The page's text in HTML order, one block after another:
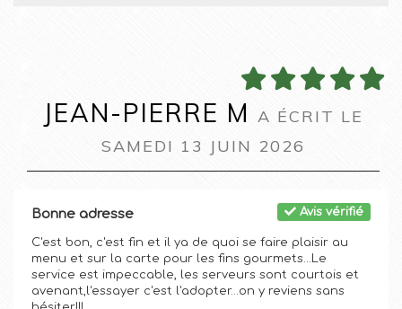
JEAN-PIERRE M A ÉCRIT LE
SAMEDI 13 JUIN 2026
Avis vérifié
Bonne adresse
C'est bon, c'est fin et il ya de quoi se faire plaisir au
menu et sur la carte pour les fins gourmets...Le
service est impeccable, les serveurs sont courtois et
avenant,l'essayer c'est l'adopter...on y reviens sans